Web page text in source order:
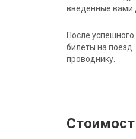
введенные вами
После
билеты на
проводнику.